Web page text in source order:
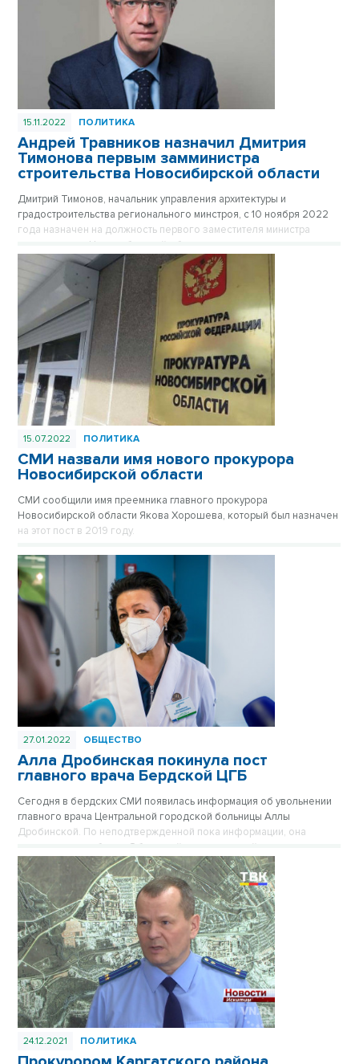
15.11.2022 ПОЛИТИКА
Андрей Травников назначил Дмитрия
Тимонова первым замминистра
строительства Новосибирской области
Дмитрий Тимонов, начальник управления архитектуры и
градостроительства регионального минстроя, с 10 ноября 2022
года назначен на должность первого заместителя министра
строительства Новосибирской области.
15.07.2022 ПОЛИТИКА
СМИ назвали имя нового прокурора
Новосибирской области
СМИ сообщили имя преемника главного прокурора
Новосибирской области Якова Хорошева, который был назначен
на этот пост в 2019 году.
27.01.2022 ОБЩЕСТВО
Алла Дробинская покинула пост
главного врача Бердской ЦГБ
Сегодня в бердских СМИ появилась информация об увольнении
главного врача Центральной городской больницы Аллы
Дробинской. По неподтвержденной пока информации, она
переходит на работу в Областной перинатальный центр.
24.12.2021 ПОЛИТИКА